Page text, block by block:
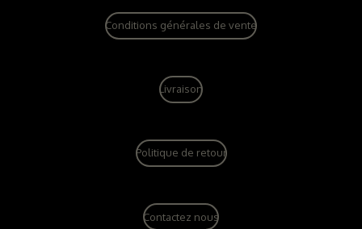
Conditions générales de vente
Livraison
Politique de retour
Contactez nous